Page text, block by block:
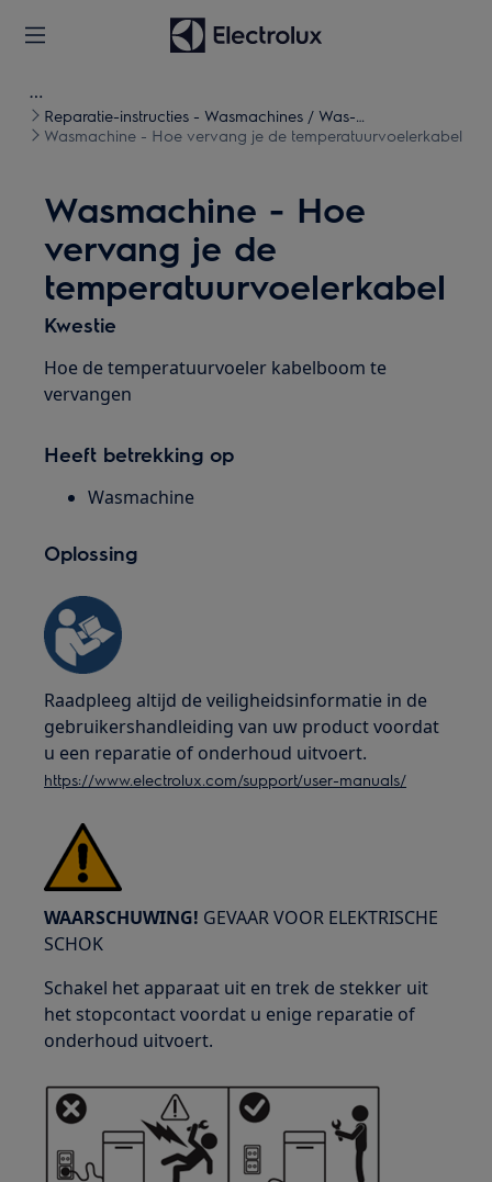
Reparatie-instructies - Wasmachines / Was-
droogcombinaties
Wasmachine - Hoe vervang je de temperatuurvoelerkabel
Wasmachine - Hoe
vervang je de
temperatuurvoelerkabel
Kwestie
Hoe de temperatuurvoeler kabelboom te
vervangen
Heeft betrekking op
Wasmachine
Oplossing
Raadpleeg altijd de veiligheidsinformatie in de
gebruikershandleiding van uw product voordat
u een reparatie of onderhoud uitvoert.
https://www.electrolux.com/support/user-manuals/
WAARSCHUWING! GEVAAR VOOR ELEKTRISCHE
SCHOK
Schakel het apparaat uit en trek de stekker uit
het stopcontact voordat u enige reparatie of
onderhoud uitvoert.